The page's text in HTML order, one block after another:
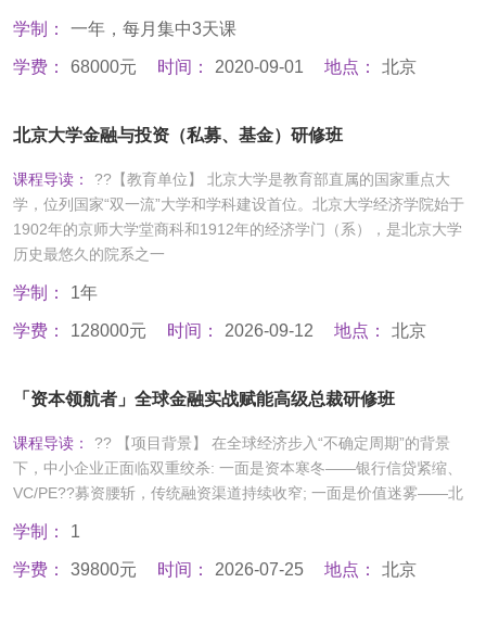
学制： 一年，每月集中3天课
学费： 68000元 时间： 2020-09-01 地点： 北京
北京大学金融与投资（私募、基金）研修班
课程导读：
??【教育单位】 北京大学是教育部直属的国家重点大
学，位列国家“双一流”大学和学科建设首位。北京大学经济学院始于
1902年的京师大学堂商科和1912年的经济学门（系），是北京大学
历史最悠久的院系之一
学制： 1年
学费： 128000元 时间： 2026-09-12 地点： 北京
「资本领航者」全球金融实战赋能高级总裁研修班
课程导读：
?? 【项目背景】 在全球经济步入“不确定周期”的背景
下，中小企业正面临双重绞杀: 一面是资本寒冬——银行信贷紧缩、
VC/PE??募资腰斩，传统融资渠道持续收窄; 一面是价值迷雾——北
学制： 1
学费： 39800元 时间： 2026-07-25 地点： 北京